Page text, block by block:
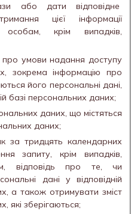
або дати відповідне
цієї інформації
крім випадків,
про умови надання доступу
зокрема інформацію про
його персональні дані,
базі персональних даних;
даних, що містяться
даних;
за тридцять календарних
запиту, крім випадків,
відповідь про те, чи
дані у відповідній
а також отримувати зміст
які зберігаються;